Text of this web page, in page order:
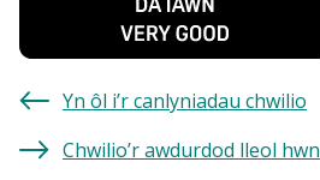
Yn ôl i’r canlyniadau chwilio
Chwilio’r awdurdod lleol hwn